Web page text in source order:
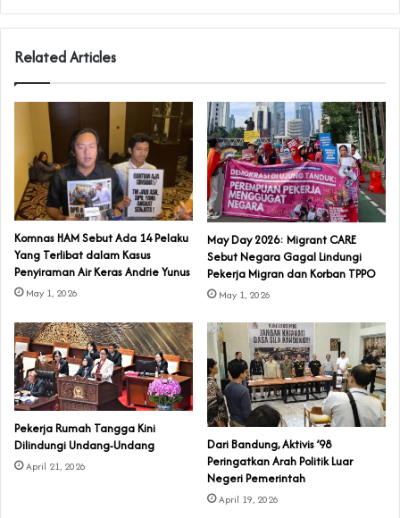
Related Articles
Komnas HAM Sebut Ada 14 Pelaku
Yang Terlibat dalam Kasus
Penyiraman Air Keras Andrie Yunus
May 1, 2026
May Day 2026: Migrant CARE
Sebut Negara Gagal Lindungi
Pekerja Migran dan Korban TPPO
May 1, 2026
Pekerja Rumah Tangga Kini
Dilindungi Undang-Undang
April 21, 2026
Dari Bandung, Aktivis ’98
Peringatkan Arah Politik Luar
Negeri Pemerintah
April 19, 2026